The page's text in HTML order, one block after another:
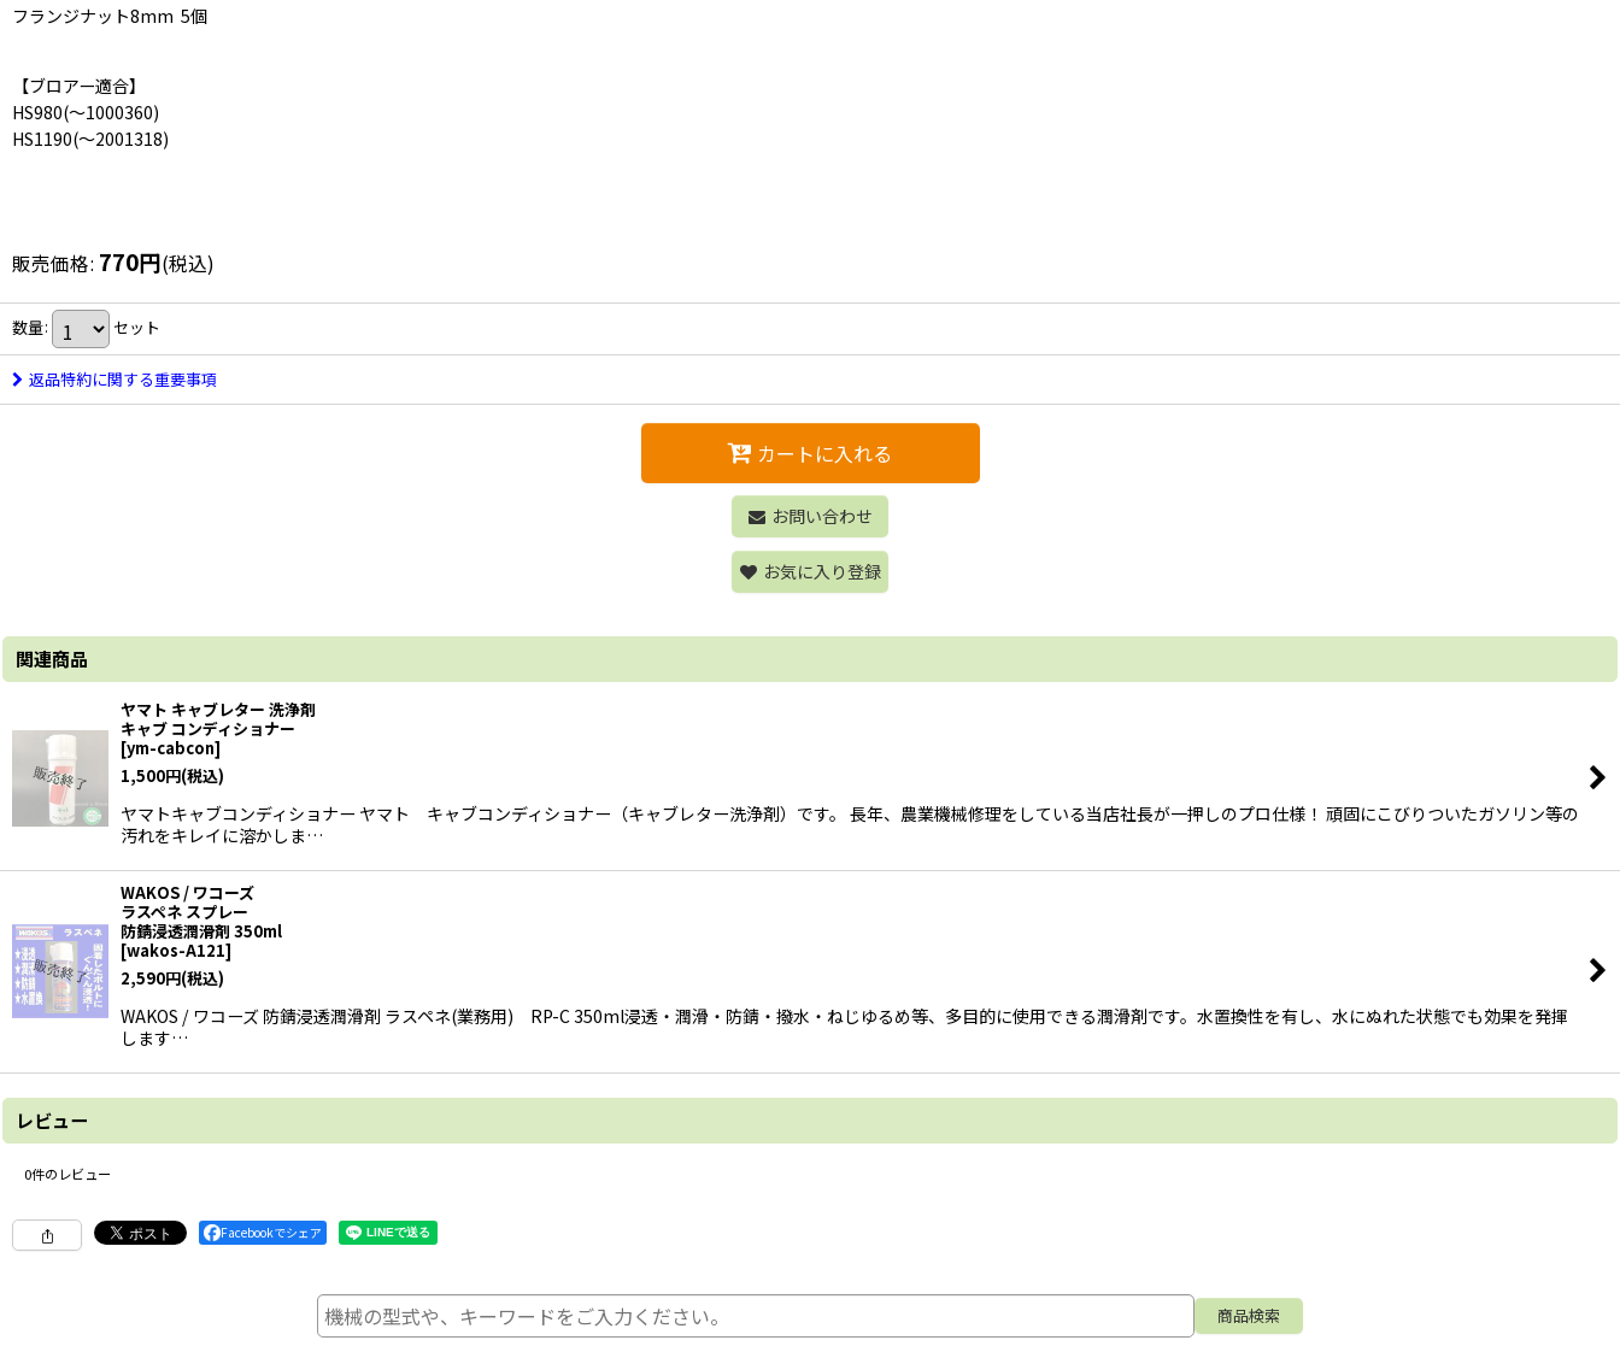
フランジナット8mm 5個
【ブロアー適合】
HS980(〜1000360)
HS1190(〜2001318)
販売価格: 770円(税込)
数量: セット
返品特約に関する重要事項
カートに入れる
お問い合わせ
お気に入り登録
関連商品
ヤマト キャブレター 洗浄剤
キャブ コンディショナー
[ym-cabcon]
1,500円(税込)
ヤマトキャブコンディショナー ヤマト キャブコンディショナー（キャブレター洗浄剤）です。 長年、農業機械修理をしている当店社長が一押しのプロ仕様！ 頑固にこびりついたガソリン等の
汚れをキレイに溶かしま…
WAKOS / ワコーズ
ラスペネ スプレー
防錆浸透潤滑剤 350ml
[wakos-A121]
2,590円(税込)
WAKOS / ワコーズ 防錆浸透潤滑剤 ラスペネ(業務用) RP-C 350ml浸透・潤滑・防錆・撥水・ねじゆるめ等、多目的に使用できる潤滑剤です。水置換性を有し、水にぬれた状態でも効果を発揮
します…
レビュー
0件のレビュー
Facebookでシェア